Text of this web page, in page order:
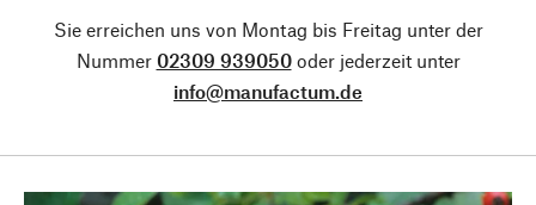
Sie erreichen uns von Montag bis Freitag unter der
Nummer 02309 939050oder jederzeit unter
info@manufactum.de